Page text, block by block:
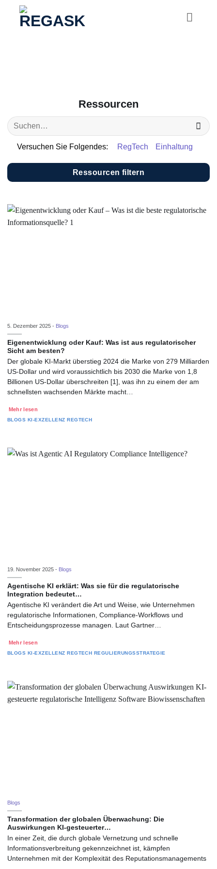
Ressourcen
Versuchen Sie Folgendes: RegTech Einhaltung
Ressourcen filtern
5. Dezember 2025 - Blogs
Eigenentwicklung oder Kauf: Was ist aus regulatorischer
Sicht am besten?
Der globale KI-Markt überstieg 2024 die Marke von 279 Milliarden
US-Dollar und wird voraussichtlich bis 2030 die Marke von 1,8
Billionen US-Dollar überschreiten [1], was ihn zu einem der am
schnellsten wachsenden Märkte macht…
Mehr lesen
BLOGS KI-EXZELLENZ REGTECH
19. November 2025 - Blogs
Agentische KI erklärt: Was sie für die regulatorische
Integration bedeutet…
Agentische KI verändert die Art und Weise, wie Unternehmen
regulatorische Informationen, Compliance-Workflows und
Entscheidungsprozesse managen. Laut Gartner…
Mehr lesen
BLOGS KI-EXZELLENZ REGTECH REGULIERUNGSSTRATEGIE
Blogs
Transformation der globalen Überwachung: Die
Auswirkungen KI-gesteuerter…
In einer Zeit, die durch globale Vernetzung und schnelle
Informationsverbreitung gekennzeichnet ist, kämpfen
Unternehmen mit der Komplexität des Reputationsmanagements